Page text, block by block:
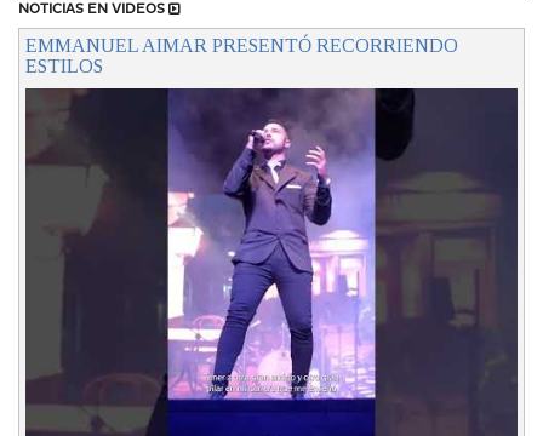
NOTICIAS EN VIDEOS
EMMANUEL AIMAR PRESENTÓ RECORRIENDO
ESTILOS